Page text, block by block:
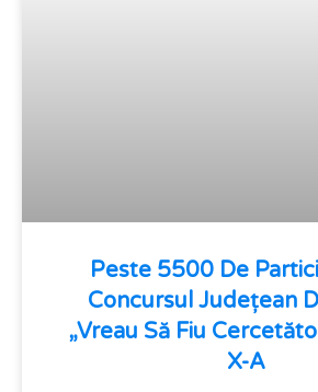
Peste 5500 De
Concursul Județean
„Vreau Să Fiu
X-A